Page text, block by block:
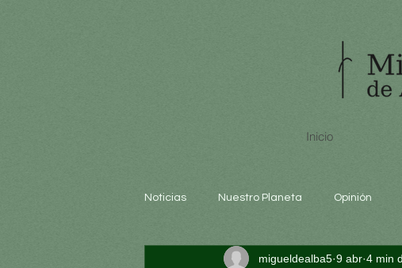
Inicio
Noticias Nuestro Planeta Opinión
Arte y cultura Educación
migueldealba5 9 abr 4 min